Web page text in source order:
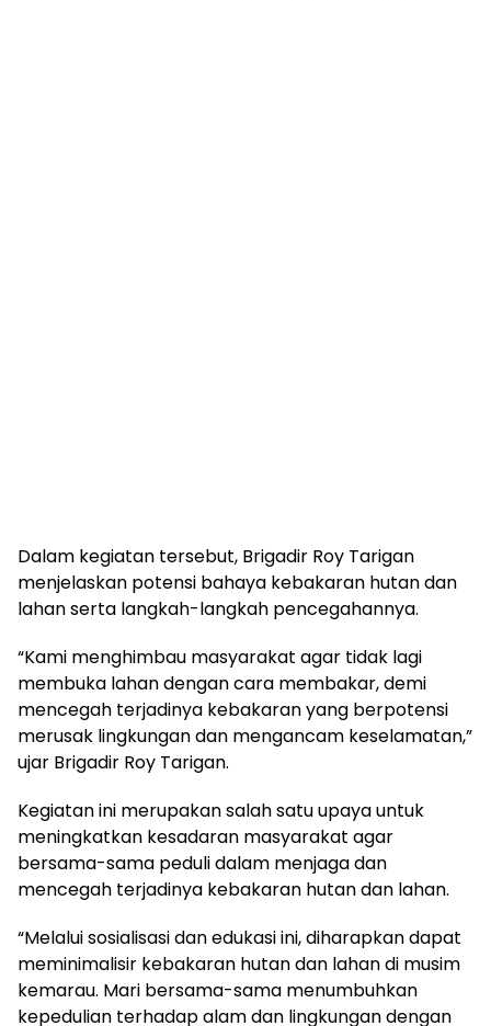
Dalam kegiatan tersebut, Brigadir Roy Tarigan
menjelaskan potensi bahaya kebakaran hutan dan
lahan serta langkah-langkah pencegahannya.
“Kami menghimbau masyarakat agar tidak lagi
membuka lahan dengan cara membakar, demi
mencegah terjadinya kebakaran yang berpotensi
merusak lingkungan dan mengancam keselamatan,”
ujar Brigadir Roy Tarigan.
Kegiatan ini merupakan salah satu upaya untuk
meningkatkan kesadaran masyarakat agar
bersama-sama peduli dalam menjaga dan
mencegah terjadinya kebakaran hutan dan lahan.
“Melalui sosialisasi dan edukasi ini, diharapkan dapat
meminimalisir kebakaran hutan dan lahan di musim
kemarau. Mari bersama-sama menumbuhkan
kepedulian terhadap alam dan lingkungan dengan